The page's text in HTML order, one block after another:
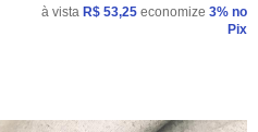
à vista R$ 53,25 economize 3% no
Pix